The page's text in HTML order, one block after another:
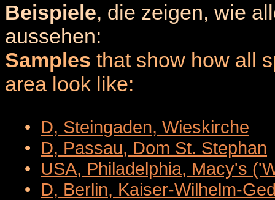
Beispiele, die zeigen, wie
aussehen:
Samples that show how all
area look like:
• D, Steingaden, Wieskirche
• D, Passau, Dom St. Stephan
• USA, Philadelphia, Macy's
• D, Berlin, Kaiser-Wilhelm-